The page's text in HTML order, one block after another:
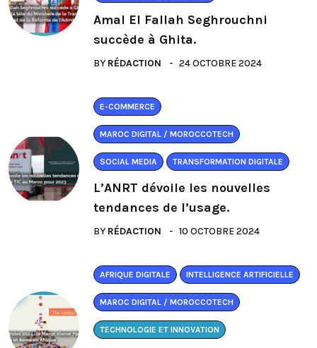
Amal El Fallah Seghrouchni
succède à Ghita.
BY RÉDACTION 24 OCTOBRE 2024
E-COMMERCE
MAROC DIGITAL / MOROCCOTECH
SOCIAL MEDIA TRANSFORMATION DIGITALE
L’ANRT dévoile les nouvelles
tendances de l’usage.
BY RÉDACTION 10 OCTOBRE 2024
AFRIQUE DIGITALE INTELLIGENCE ARTIFICIELLE
MAROC DIGITAL / MOROCCOTECH
TECHNOLOGIE ET INNOVATION